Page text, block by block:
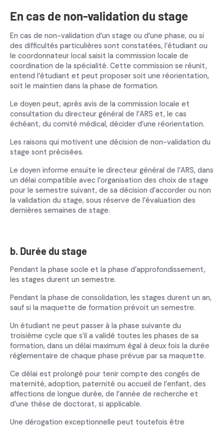
En cas de non-validation du stage
En cas de non-validation d’un stage ou d’une phase, ou si
des difficultés particulières sont constatées, l’étudiant ou
le coordonnateur local saisit la commission locale de
coordination de la spécialité. Cette commission se réunit,
entend l’étudiant et peut proposer soit une réorientation,
soit le maintien dans la phase de formation.
Le doyen peut, après avis de la commission locale et
consultation du directeur général de l’ARS et, le cas
échéant, du comité médical, décider d’une réorientation.
Les raisons qui motivent une décision de non-validation du
stage sont précisées.
Le doyen informe ensuite le directeur général de l’ARS, dans
un délai compatible avec l’organisation des choix de stage
pour le semestre suivant, de sa décision d’accorder ou non
la validation du stage, sous réserve de l’évaluation des
dernières semaines de stage.
b. Durée du stage
Pendant la phase socle et la phase d’approfondissement,
les stages durent un semestre.
Pendant la phase de consolidation, les stages durent un an,
sauf si la maquette de formation prévoit un semestre.
Un étudiant ne peut passer à la phase suivante du
troisième cycle que s’il a validé toutes les phases de sa
formation, dans un délai maximum égal à deux fois la durée
réglementaire de chaque phase prévue par sa maquette.
Ce délai est prolongé pour tenir compte des congés de
maternité, adoption, paternité ou accueil de l’enfant, des
affections de longue durée, de l’année de recherche et
d’une thèse de doctorat, si applicable.
Une dérogation exceptionnelle peut toutefois être